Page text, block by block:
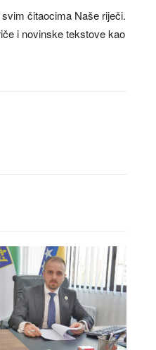
čitaocima Naše riječi.
i novinske tekstove kao